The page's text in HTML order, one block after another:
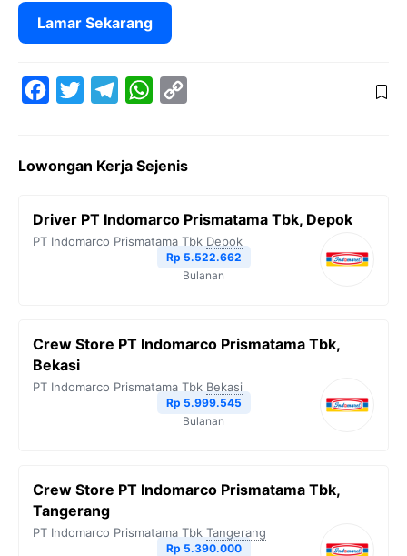
Lamar Sekarang
e
o
t
e
e
r
W
t
A
y
i
n
k
Lowongan Kerja Sejenis
Driver PT Indomarco Prismatama Tbk, Depok
PT Indomarco Prismatama Tbk Depok
Rp 5.522.662
Bulanan
Crew Store PT Indomarco Prismatama Tbk,
Bekasi
PT Indomarco Prismatama Tbk Bekasi
Rp 5.999.545
Bulanan
Crew Store PT Indomarco Prismatama Tbk,
Tangerang
PT Indomarco Prismatama Tbk Tangerang
Rp 5.390.000